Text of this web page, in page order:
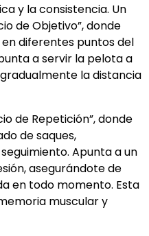
y la consistencia. Un
de Objetivo”, donde
diferentes puntos del
a servir la pelota a
la distancia
de Repetición”, donde
de saques,
Apunta a un
asegurándote de
en todo momento. Esta
muscular y